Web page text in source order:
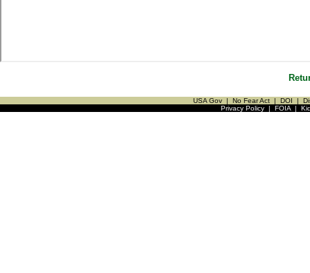
USA Gov | No Fear Act | DOI |
Privacy Policy| FOIA|